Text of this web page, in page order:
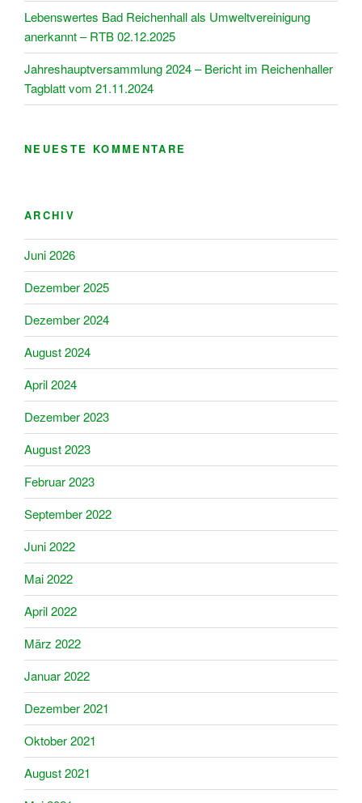
Lebenswertes Bad Reichenhall als Umweltvereinigung
anerkannt – RTB 02.12.2025
Jahreshauptversammlung 2024 – Bericht im Reichenhaller
Tagblatt vom 21.11.2024
NEUESTE KOMMENTARE
ARCHIV
Juni 2026
Dezember 2025
Dezember 2024
August 2024
April 2024
Dezember 2023
August 2023
Februar 2023
September 2022
Juni 2022
Mai 2022
April 2022
März 2022
Januar 2022
Dezember 2021
Oktober 2021
August 2021